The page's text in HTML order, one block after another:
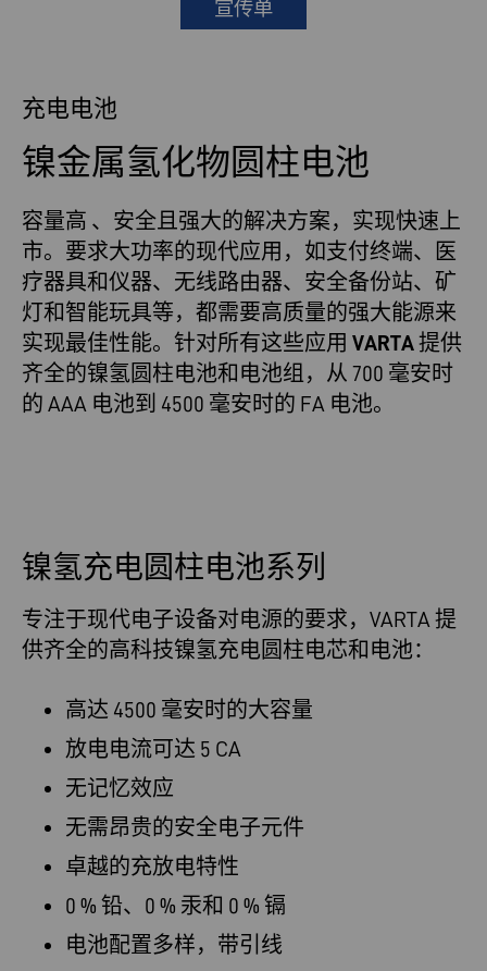
充电电池
镍金属氢化物圆柱电池
容量高 、安全且强大的解决方案，实现快速上
市。要求大功率的现代应用，如支付终端、医
疗器具和仪器、无线路由器、安全备份站、矿
灯和智能玩具等，都需要高质量的强大能源来
实现最佳性能。针对所有这些应用 VARTA提供
齐全的镍氢圆柱电池和电池组，从 700 毫安时
的 AAA 电池到 4500 毫安时的 FA 电池。
宣传单
镍氢充电圆柱电池系列
专注于现代电子设备对电源的要求，VARTA 提
供齐全的高科技镍氢充电圆柱电芯和电池：
高达 4500 毫安时的大容量
放电电流可达 5 CA
无记忆效应
无需昂贵的安全电子元件
卓越的充放电特性
0 % 铅、0 % 汞和 0 % 镉
电池配置多样，带引线